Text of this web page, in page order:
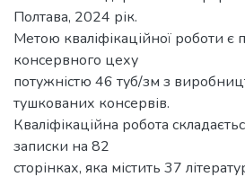
Полтава, 2024 рік.
Метою кваліфікаційної роботи є
консервного цеху
потужністю 46 туб/зм з
тушкованих консервів.
Кваліфікаційна робота
записки на 82
сторінках, яка містить 37